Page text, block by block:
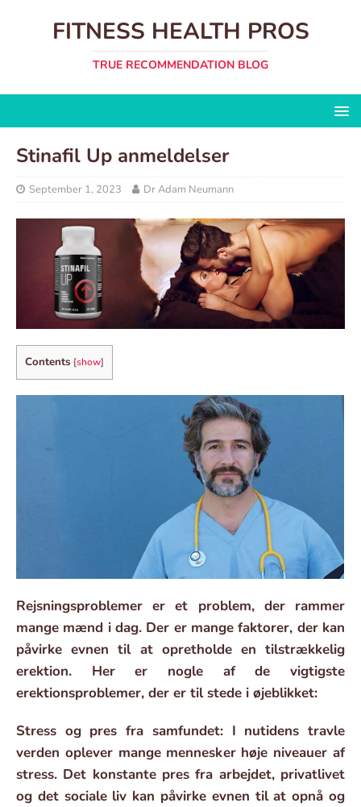
FITNESS HEALTH PROS
TRUE RECOMMENDATION BLOG
Stinafil Up anmeldelser
September 1, 2023 Dr Adam Neumann
Contents [show]
Rejsningsproblemer er et problem, der rammer
mange mænd i dag. Der er mange faktorer, der kan
påvirke evnen til at opretholde en tilstrækkelig
erektion. Her er nogle af de vigtigste
erektionsproblemer, der er til stede i øjeblikket:
Stress og pres fra samfundet: I nutidens travle
verden oplever mange mennesker høje niveauer af
stress. Det konstante pres fra arbejdet, privatlivet
og det sociale liv kan påvirke evnen til at opnå og